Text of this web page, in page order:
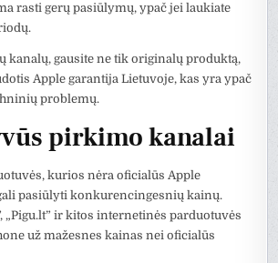
rasti gerų pasiūlymų, ypač jei laukiate
kanalų, gausite ne tik originalų produktą,
Apple garantija Lietuvoje, kas yra ypač
problemų.
pirkimo kanalai
kurios nėra oficialūs Apple
pasiūlyti konkurencingesnių kainų.
„Pigu.lt” ir kitos internetinės parduotuvės
už mažesnes kainas nei oficialūs